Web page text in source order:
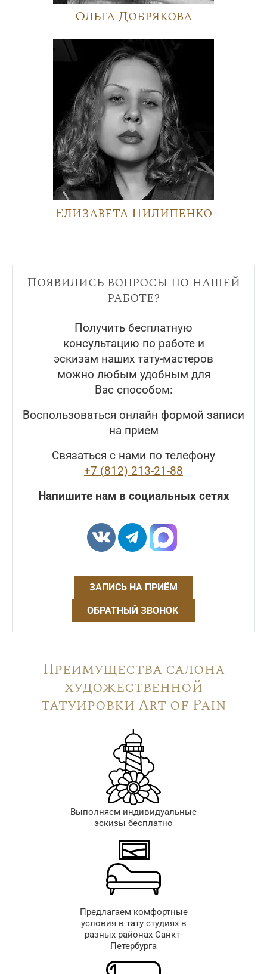
Ольга Добрякова
Елизавета Пилипенко
Появились вопросы по нашей
работе?
Получить бесплатную
консультацию по работе и
эскизам наших тату-мастеров
можно любым удобным для
Вас способом:
Воспользоваться онлайн формой записи
на прием
Связаться с нами по телефону
+7 (812) 213-21-88
Напишите нам в социальных сетях
ЗАПИСЬ НА ПРИЁМ
ОБРАТНЫЙ ЗВОНОК
Преимущества салона
художественной
татуировки Art of Pain
Выполняем индивидуальные
эскизы бесплатно
Предлагаем комфортные
условия в тату студиях в
разных районах Санкт-
Петербурга